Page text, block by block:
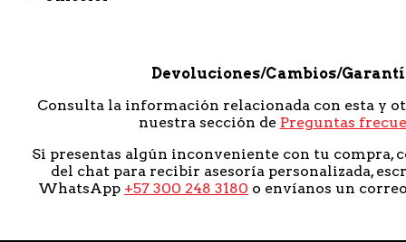
Devoluciones/Cambios/
Consulta la información relacionada con esta y
nuestra sección de Preguntas
Si presentas algún inconveniente con tu compra,
del chat para recibir asesoría personalizada,
WhatsApp +57 300 248 3180 o envíanos un